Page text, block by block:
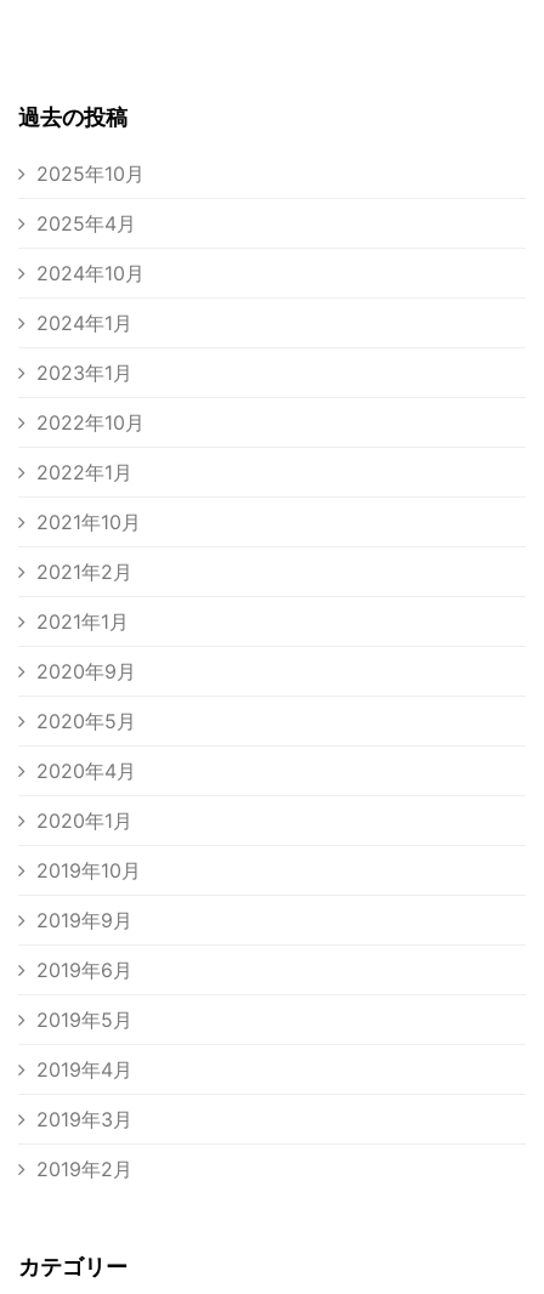
過去の投稿
2025年10月
2025年4月
2024年10月
2024年1月
2023年1月
2022年10月
2022年1月
2021年10月
2021年2月
2021年1月
2020年9月
2020年5月
2020年4月
2020年1月
2019年10月
2019年9月
2019年6月
2019年5月
2019年4月
2019年3月
2019年2月
カテゴリー